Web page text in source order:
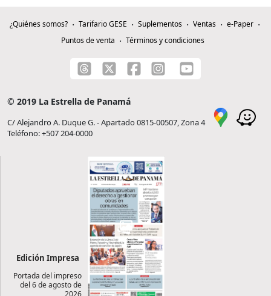
¿Quiénes somos? Tarifario GESE Suplementos Ventas
e-Paper
Puntos de venta
Términos y condiciones
© 2019 La Estrella de Panamá
C/ Alejandro A. Duque G. - Apartado 0815-00507, Zona 4
Teléfono: +507 204-0000
Edición Impresa
Portada del impreso
del 6 de agosto de
2026